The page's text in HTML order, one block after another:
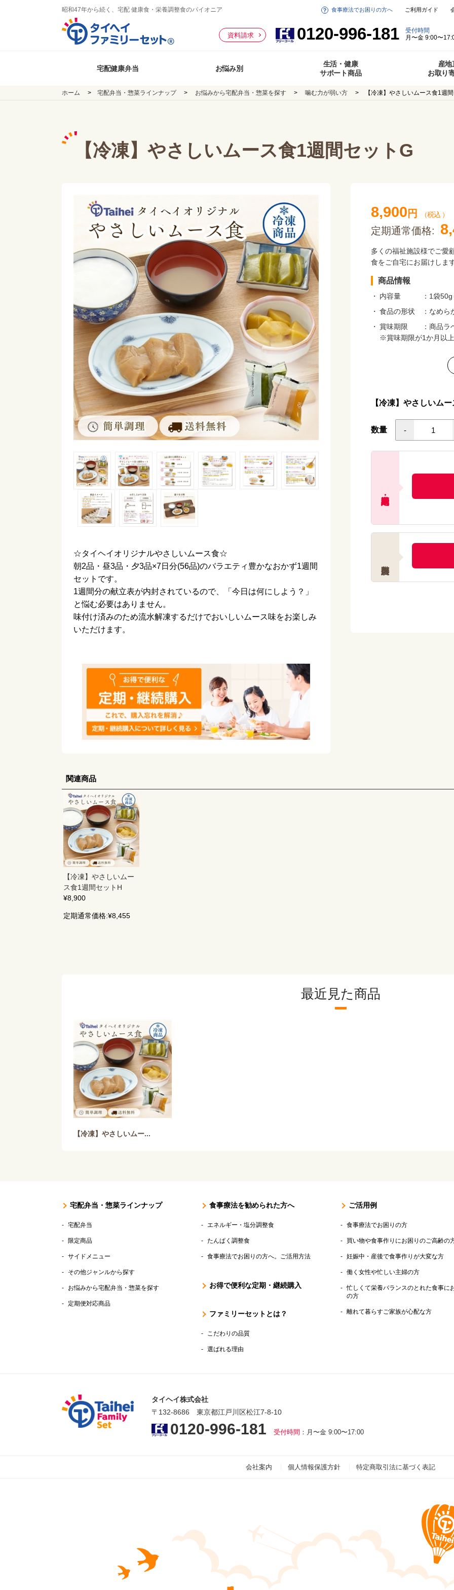
昭和47年から続く、宅配 健康食・栄養調整食のパイオニア
資料請求 0120-996-181
受付時間
月〜金 9:00〜
食事療法でお困りの方へ ご利用ガイド
宅配健康弁当 お悩み別
生活・健康
サポート商品
産地
お取り
ホーム 宅配弁当・惣菜ラインナップ お悩みから宅配弁当・惣菜を探す 噛む力が弱い方 【冷凍】やさしいムース食1週
【冷凍】やさしいムース食1週間セットG
☆タイヘイオリジナルやさしいムース食☆
朝2品・昼3品・夕3品×7日分(56品)のバラエティ豊かなおかず1週間
セットです。
1週間分の献立表が内封されているので、「今日は何にしよう？」
と悩む必要はありません。
味付け済みのため流水解凍するだけでおいしいムース味をお楽しみ
いただけます。
8,900 円 （税込 ）
定期通常価格:
多くの福祉施設様でご愛
食をご自宅にお届けします
商品情報
内容量
：1袋
食品の形状
：なめら
賞味期限
：商品ラ
※賞味期限が1か月以
：京都ケ
召し上がり方
流水解凍（約1時間）ま
完全に解凍した後、50℃
※水と熱湯を1：1で混ぜ
す。
電子レンジ・沸騰した
65℃以上になるとムー
われます。
注意事項
掲載画像は盛り付けイ
【冷凍】やさしいム
数量 -
関連商品
【冷凍】やさしいムー
ス食1週間セットH
¥8,900
定期通常価格:¥8,455
最近見た商品
【冷凍】やさしいムー...
宅配弁当・惣菜ラインナップ
宅配弁当
限定商品
サイドメニュー
その他ジャンルから探す
お悩みから宅配弁当・惣菜を探す
定期便対応商品
食事療法を勧められた方へ
エネルギー・塩分調整食
たんぱく調整食
食事療法でお困りの方へ。ご活用方法
お得で便利な定期・継続購入
ファミリーセットとは？
こだわりの品質
選ばれる理由
ご活用例
食事療法でお困りの方
買い物や食事作りにお困りのご高齢の
妊娠中・産後で食事作りが大変な方
働く女性や忙しい主婦の方
忙しくて栄養バランスのとれた食事に
の方
離れて暮らすご家族が心配な方
タイヘイ株式会社
〒132-8686 東京都江戸川区松江7-8-10
0120-996-181 受付時間 ：月〜金 9:00〜17:00
会社案内 個人情報保護方針 特定商取引法に基づく表記